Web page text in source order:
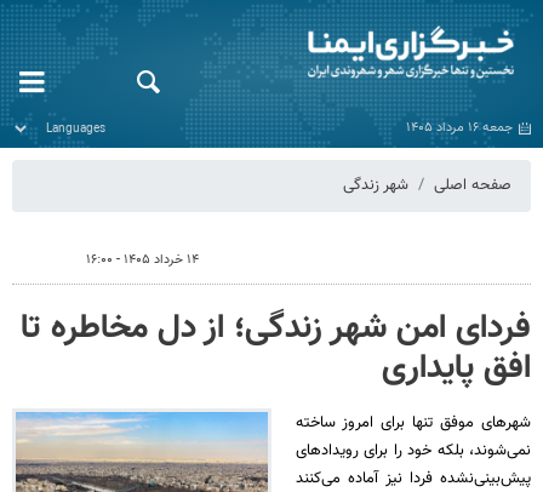
جمعه ۱۶ مرداد ۱۴۰۵
صفحه اصلی شهر زندگی
۱۴ خرداد ۱۴۰۵ - ۱۶:۰۰
فردای امن شهر زندگی؛ از دل مخاطره تا
افق پایداری
شهرهای موفق تنها برای امروز ساخته
نمی‌شوند، بلکه خود را برای رویدادهای
پیش‌بینی‌نشده فردا نیز آماده می‌کنند